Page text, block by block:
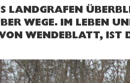
LANDGRAFEN
WEGE. IM LEBEN
WENDEBLATT, IST